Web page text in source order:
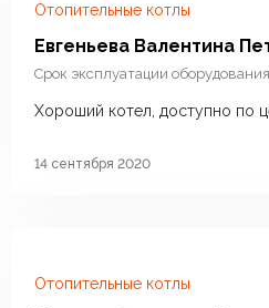
Отопительные котлы
Евгеньева Валентина
Срок эксплуатации оборудования
Хороший котел, доступно по
14 сентября 2020
Отопительные котлы